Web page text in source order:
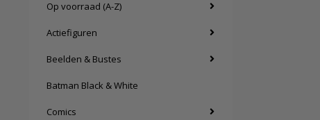
Op voorraad (A-Z)
Actiefiguren
Beelden & Bustes
Batman Black & White
Comics